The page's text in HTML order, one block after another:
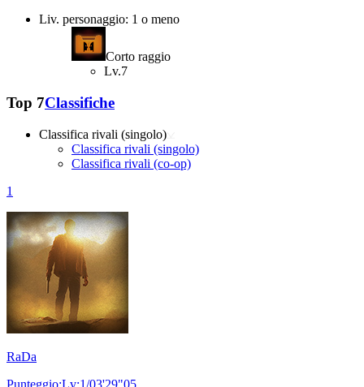
Liv. personaggio: 1 o meno
Corto raggio
Lv.7
Top 7Classifiche
Classifica rivali (singolo)
Classifica rivali (singolo)
Classifica rivali (co-op)
1
RaDa
Punteggio:Lv:1/03'29"05